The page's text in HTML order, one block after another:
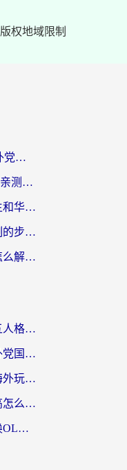
版权地域限制
国外怎么看CBA比赛？海外党专属体育直播指南，告别地区限制看球自由
国外看芒果tv总卡？留学生亲测：3步解决地域限制+流畅追剧攻略
海外如何看奥运会？留学生和华人必藏的体育赛事观看终极指南
海外看爱奇艺解除地区限制的步骤与注意事项详解：留学生必看的无卡顿追剧指南
手机海外地区看视频限制怎么解决？海外党追剧看片的实用指南
在国外用什么加速器打第五人格？留学生亲测：这6个功能才是关键！
比利时怎么玩三国杀？海外党国服游戏加速器终极指南（附问道CODOL优化方案）
外国可以打流放之路吗？海外玩家国服游戏畅玩终极指南（附实测推荐）
叫我大掌柜国外玩延迟很高怎么办？海外党亲测的国服游戏加速全攻略
海外党必看：免费使命召唤OL加速器怎么选？3个国服游戏加速痛点一次性解决